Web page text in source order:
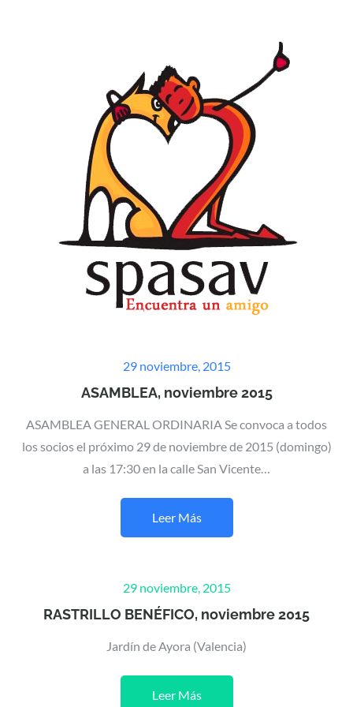
Posted
on
29 noviembre, 2015
ASAMBLEA, noviembre 2015
ASAMBLEA GENERAL ORDINARIA Se convoca a todos
los socios el próximo 29 de noviembre de 2015 (domingo)
a las 17:30 en la calle San Vicente…
Leer Más
Posted
on
29 noviembre, 2015
RASTRILLO BENÉFICO, noviembre 2015
Jardín de Ayora (Valencia)
Leer Más